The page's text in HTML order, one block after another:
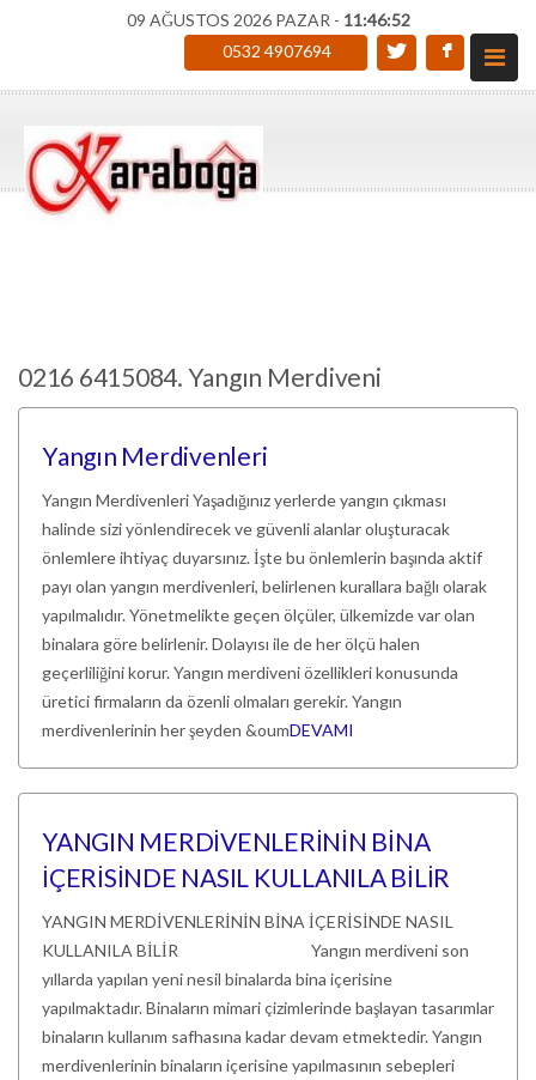
09 AĞUSTOS 2026 PAZAR - 11:46:53
0532 4907694
0216 6415084. Yangın Merdiveni
Yangın Merdivenleri
Yangın Merdivenleri Yaşadığınız yerlerde yangın çıkması
halinde sizi yönlendirecek ve güvenli alanlar oluşturacak
önlemlere ihtiyaç duyarsınız. İşte bu önlemlerin başında aktif
payı olan yangın merdivenleri, belirlenen kurallara bağlı olarak
yapılmalıdır. Yönetmelikte geçen ölçüler, ülkemizde var olan
binalara göre belirlenir. Dolayısı ile de her ölçü halen
geçerliliğini korur. Yangın merdiveni özellikleri konusunda
üretici firmaların da özenli olmaları gerekir. Yangın
merdivenlerinin her şeyden &oumDEVAMI
YANGIN MERDİVENLERİNİN BİNA
İÇERİSİNDE NASIL KULLANILA BİLİR
YANGIN MERDİVENLERİNİN BİNA İÇERİSİNDE NASIL
KULLANILA BİLİR Yangın merdiveni son
yıllarda yapılan yeni nesil binalarda bina içerisine
yapılmaktadır. Binaların mimari çizimlerinde başlayan tasarımlar
binaların kullanım safhasına kadar devam etmektedir. Yangın
merdivenlerinin binaların içerisine yapılmasının sebepleri